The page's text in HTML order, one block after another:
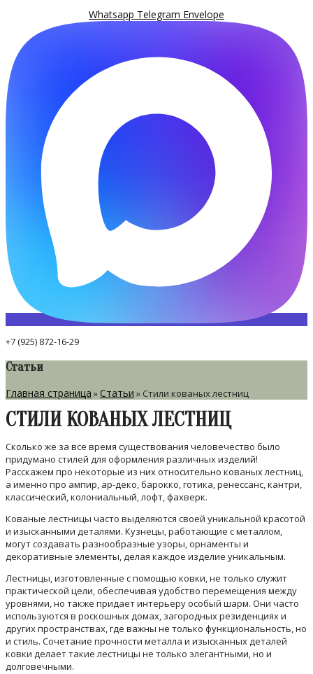
Whatsapp Telegram Envelope
+7 (925) 872-16-29
Статьи
Главная страница »Статьи » Стили кованых лестниц
СТИЛИ КОВАНЫХ ЛЕСТНИЦ
Сколько же за все время существования человечество было
придумано стилей для оформления различных изделий!
Расскажем про некоторые из них относительно кованых лестниц,
а именно про ампир, ар-деко, барокко, готика, ренессанс, кантри,
классический, колониальный, лофт, фахверк.
Кованые лестницы часто выделяются своей уникальной красотой
и изысканными деталями. Кузнецы, работающие с металлом,
могут создавать разнообразные узоры, орнаменты и
декоративные элементы, делая каждое изделие уникальным.
Лестницы, изготовленные с помощью ковки, не только служит
практической цели, обеспечивая удобство перемещения между
уровнями, но также придает интерьеру особый шарм. Они часто
используются в роскошных домах, загородных резиденциях и
других пространствах, где важны не только функциональность, но
и стиль. Сочетание прочности металла и изысканных деталей
ковки делает такие лестницы не только элегантными, но и
долговечными.